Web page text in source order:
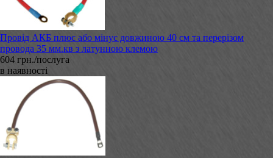
Провід АКБ плюс або мінус довжиною 40 см та перерізом
провода 35 мм.кв з латунною клемою
604 грн./послуга
в наявності